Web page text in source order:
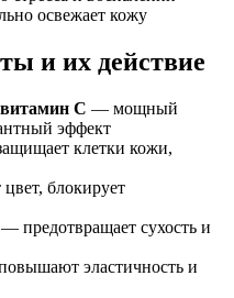
освежает кожу
и их действие
С — мощный
эффект
клетки кожи,
блокирует
— предотвращает сухость и
эластичность и